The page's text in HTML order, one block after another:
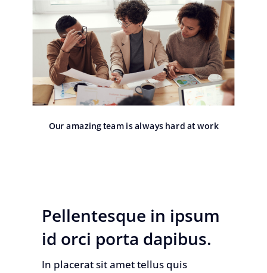
Our amazing team is always hard at work
Pellentesque in ipsum
id orci porta dapibus.
In placerat sit amet tellus quis